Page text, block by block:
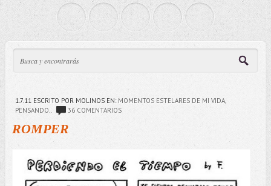
1.7.11 ESCRITO POR MOLINOS EN: MOMENTOS ESTELARES DE MI VIDA,
PENSANDO..
36 COMENTARIOS
ROMPER